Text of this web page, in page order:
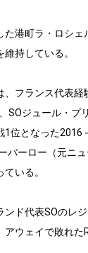
た港町ラ・ロシ
持している。
フランス代表
SOジュール・
位となった
バーロー（元ニ
いる。
ド代表SOのレ
ウェイで敗れた